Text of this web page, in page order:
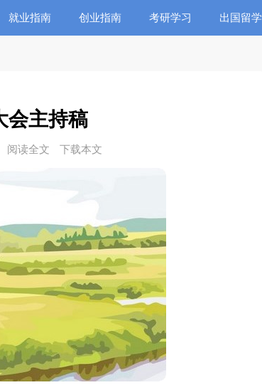
就业指南 创业指南 考研学习 出国留学
会主持稿
阅读全文 下载本文